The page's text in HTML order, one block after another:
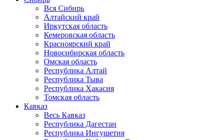
Вся Сибирь
Алтайский край
Иркутская область
Кемеровская область
Красноярский край
Новосибирская область
Омская область
Республика Алтай
Республика Тыва
Республика Хакасия
Томская область
Кавказ
Весь Кавказ
Республика Дагестан
Республика Ингушетия